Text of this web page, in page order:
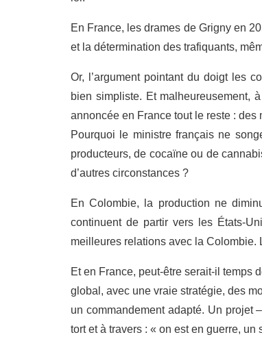
En France, les drames de Grigny en
et la détermination des trafiquants,
Or, l’argument pointant du doigt les
bien simpliste. Et malheureusement,
annoncée en France tout le reste : des
Pourquoi le ministre français ne
producteurs, de cocaïne ou de
d’autres circonstances ?
En Colombie, la production ne
continuent de partir vers les États-
meilleures relations avec la Colombie.
Et en France, peut-être serait-il temps
global, avec une vraie stratégie, des
un commandement adapté. Un projet
tort et à travers : « on est en guerre, un